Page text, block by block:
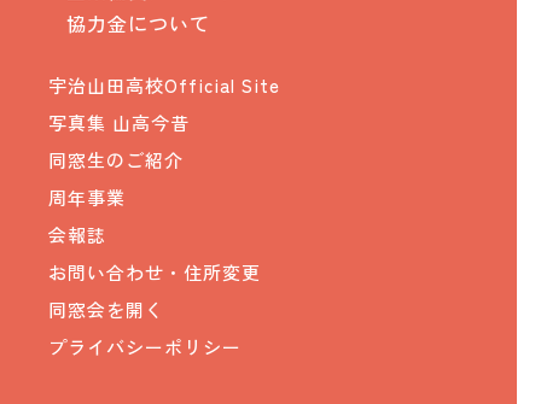
協力金について
宇治山田高校Official Site
写真集 山高今昔
同窓生のご紹介
周年事業
会報誌
お問い合わせ・住所変更
同窓会を開く
プライバシーポリシー